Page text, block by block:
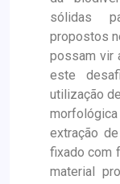
sólidas
propostos
possam vir
este
utilização
extração
fixado com
material